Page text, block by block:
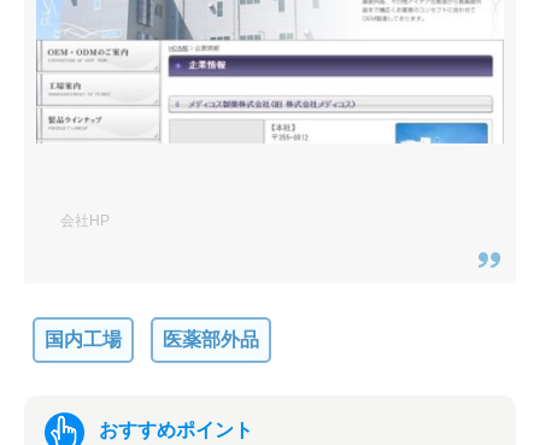
会社HP
国内工場 医薬部外品
おすすめポイント